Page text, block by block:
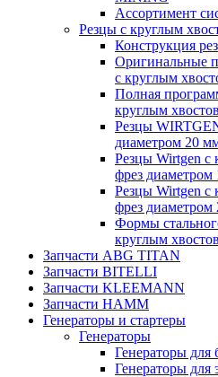
Ассортимент
Резцы с круглым
Конструкция
Оригинальные
с круглым
Полная
круглым
Резцы
диаметром 20
Резцы Wirtgen с
фрез
Резцы Wirtgen с
фрез
Формы
круглым
Запчасти ABG TITAN
Запчасти BITELLI
Запчасти KLEEMANN
Запчасти HAMM
Генераторы и стартеры
Генераторы
Генераторы для
Генераторы для